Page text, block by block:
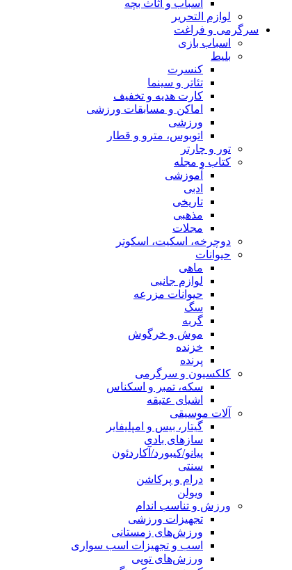
اسباب و اثاث بچه
لوازم التحریر
سرگرمی و فراغت
اسباب‌ بازی
بلیط
کنسرت
تئاتر و سینما
کارت هدیه و تخفیف
اماکن و مسابقات ورزشی
ورزشی
اتوبوس، مترو و قطار
تور و چارتر
کتاب و مجله
آموزشی
ادبی
تاریخی
مذهبی
مجلات
دوچرخه، اسکیت، اسکوتر
حیوانات
ماهی
لوازم جانبی
حیوانات مزرعه
سگ
گربه
موش و خرگوش
خزنده
پرنده
کلکسیون و سرگرمی
سکه، تمبر و اسکناس
اشیای عتیقه
آلات موسیقی
گیتار، بیس و امپلیفایر
سازهای بادی
پیانو/کیبورد/آکاردئون
سنتی
درام و پرکاشن
ویولن
ورزش و تناسب اندام
تجهیزات ورزشی
ورزش‌های زمستانی
اسب و تجهیزات اسب سواری
ورزش‌های توپی